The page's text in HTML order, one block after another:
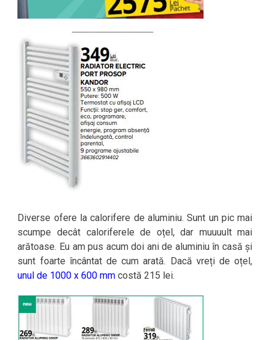
Diverse ofere la calorifere de aluminiu. Sunt un pic mai
scumpe decât caloriferele de oțel, dar muuuult mai
arătoase. Eu am pus acum doi ani de aluminiu în casă și
sunt foarte încântat de cum arată. Dacă vreți de oțel,
unul de 1000 x 600 mm costă 215 lei.